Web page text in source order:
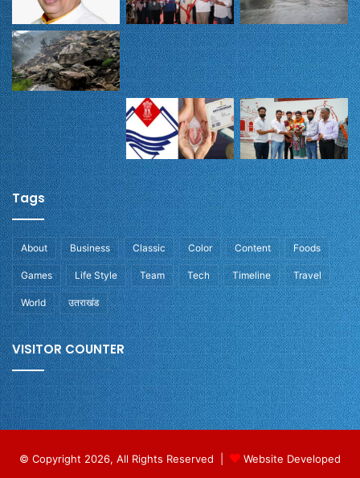
Tags
About Business Classic Color Content Foods
Games Life Style Team Tech Timeline Travel
World उतराखंड
VISITOR COUNTER
© Copyright 2026, All Rights Reserved |
Website Developed